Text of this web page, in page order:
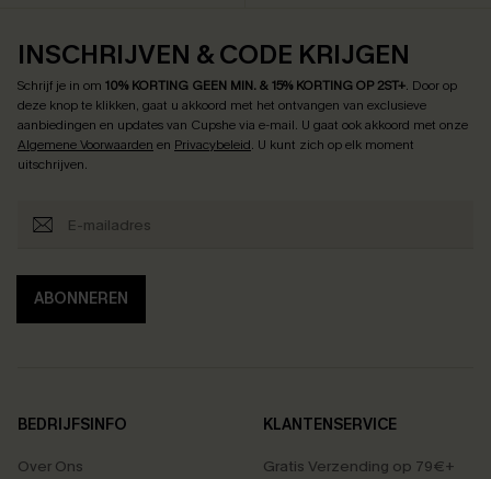
INSCHRIJVEN & CODE KRIJGEN
Schrijf je in om 10% KORTING GEEN MIN. & 15% KORTING OP 2ST+. Door op
deze knop te klikken, gaat u akkoord met het ontvangen van exclusieve
aanbiedingen en updates van Cupshe via e-mail. U gaat ook akkoord met onze
Algemene Voorwaarden en Privacybeleid. U kunt zich op elk moment
uitschrijven.
ABONNEREN
BEDRIJFSINFO
Over Ons
KLANTENSERVICE
Gratis Verzending op 79€+